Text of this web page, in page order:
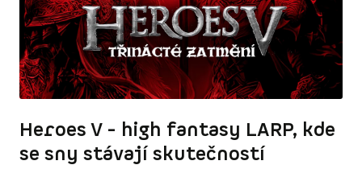
Heroes V - high fantasy LARP, kde
se sny stávají skutečností